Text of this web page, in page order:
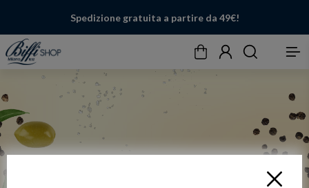
Spedizione gratuita a partire da 49€!
CarrelloAccountCerca Menu
Chiudi